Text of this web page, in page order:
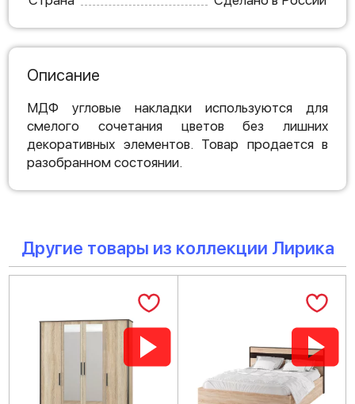
Описание
МДФ угловые накладки используются для
смелого сочетания цветов без лишних
декоративных элементов. Товар продается в
разобранном состоянии.
Другие товары из коллекции Лирика